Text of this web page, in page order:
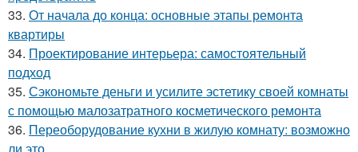
33. От начала до конца: основные этапы ремонта
квартиры
34. Проектирование интерьера: самостоятельный
подход
35. Сэкономьте деньги и усилите эстетику своей комнаты
с помощью малозатратного косметического ремонта
36. Переоборудование кухни в жилую комнату: возможно